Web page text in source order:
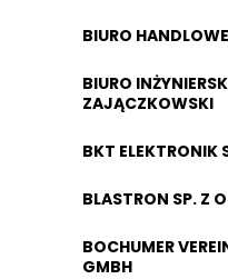
BIURO
BIURO
ZAJĄCZKOWSKI
BKT ELEKTRONIK
BLASTRON SP. Z
BOCHUMER
GMBH